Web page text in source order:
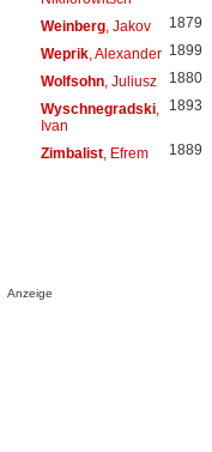
Weinberg, Jakov 1879
Weprik, Alexander 1899
Wolfsohn, Juliusz 1880
Wyschnegradski,
Ivan
1893
Zimbalist, Efrem 1889
Anzeige